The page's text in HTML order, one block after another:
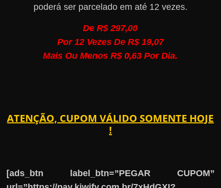
poderá ser parcelado em até 12 vezes.
De R$ 297,00
Por 12 Vezes De R$ 19,07
Mais Ou Menos R$ 0,63 Por Dia.
ATENÇÃO, CUPOM VÁLIDO SOMENTE HOJE
!
[ads_btn label_btn=”PEGAR CUPOM”